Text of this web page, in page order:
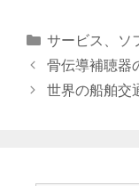
カ
テ
ゴ
サービス、ソ
投
稿
骨伝導補聴器
世界の船舶交